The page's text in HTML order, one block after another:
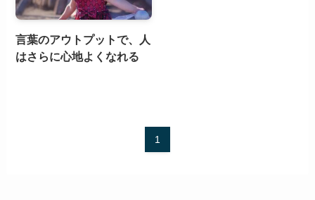
言葉のアウトプットで、人
はさらに心地よくなれる
1